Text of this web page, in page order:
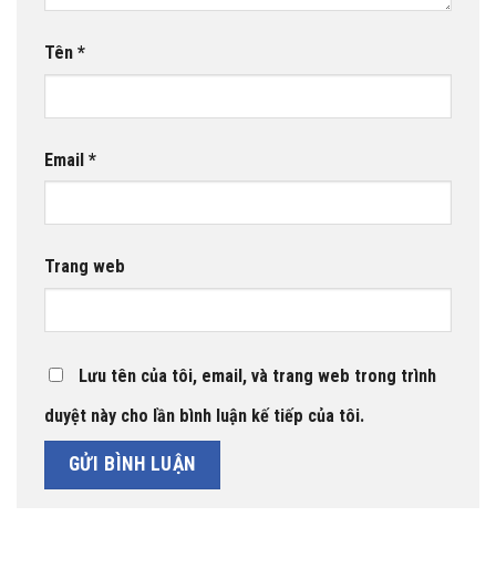
Tên *
Email *
Trang web
Lưu tên của tôi, email, và trang web trong trình
duyệt này cho lần bình luận kế tiếp của tôi.